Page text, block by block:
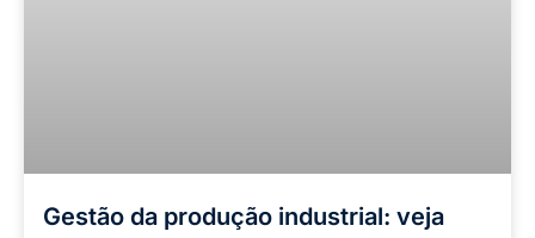
Gestão da produção industrial: veja